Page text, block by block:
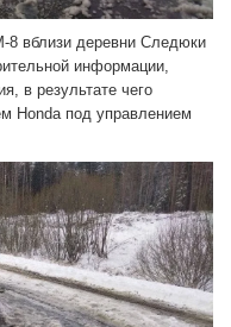
8 вблизи деревни Следюки
информации,
в результате чего
Honda под управлением